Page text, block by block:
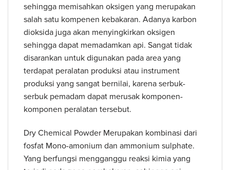
sehingga memisahkan oksigen yang merupakan
salah satu kompenen kebakaran. Adanya karbon
dioksida juga akan menyingkirkan oksigen
sehingga dapat memadamkan api. Sangat tidak
disarankan untuk digunakan pada area yang
terdapat peralatan produksi atau instrument
produksi yang sangat bernilai, karena serbuk-
serbuk pemadam dapat merusak komponen-
komponen peralatan tersebut.
Dry Chemical Powder Merupakan kombinasi dari
fosfat Mono-amonium dan ammonium sulphate.
Yang berfungsi mengganggu reaksi kimia yang